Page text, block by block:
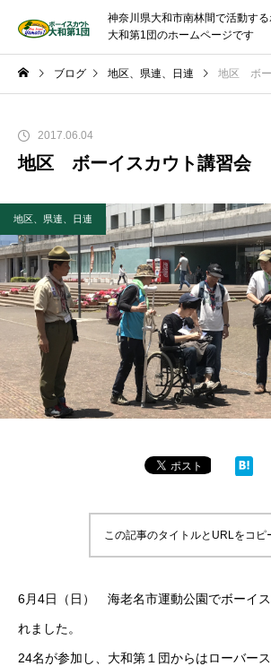
神奈川県大和市南林間で活動する
大和第1団のホームページです
ブログ 地区、県連、日連 地区 ボー
2017.06.04
地区 ボーイスカウト講習会
地区、県連、日連
この記事のタイトルとURLをコピ
6月4日（日） 海老名市運動公園でボーイ
れました。
24名が参加し、大和第１団からはローバー